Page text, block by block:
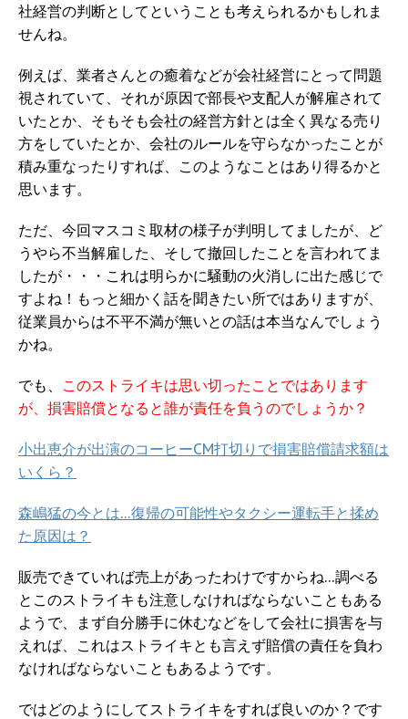
社経営の判断としてということも考えられるかもしれま
せんね。
例えば、業者さんとの癒着などが会社経営にとって問題
視されていて、それが原因で部長や支配人が解雇されて
いたとか、そもそも会社の経営方針とは全く異なる売り
方をしていたとか、会社のルールを守らなかったことが
積み重なったりすれば、このようなことはあり得るかと
思います。
ただ、今回マスコミ取材の様子が判明してましたが、ど
うやら不当解雇した、そして撤回したことを言われてま
したが・・・これは明らかに騒動の火消しに出た感じで
すよね！もっと細かく話を聞きたい所ではありますが、
従業員からは不平不満が無いとの話は本当なんでしょう
かね。
でも、 このストライキは思い切ったことではあります
が、損害賠償となると誰が責任を負うのでしょうか？
小出恵介が出演のコーヒーCM打切りで損害賠償請求額は
いくら？
森嶋猛の今とは…復帰の可能性やタクシー運転手と揉め
た原因は？
販売できていれば売上があったわけですからね…調べる
とこのストライキも注意しなければならないこともある
ようで、まず自分勝手に休むなどをして会社に損害を与
えれば、これはストライキとも言えず賠償の責任を負わ
なければならないこともあるようです。
ではどのようにしてストライキをすれば良いのか？です